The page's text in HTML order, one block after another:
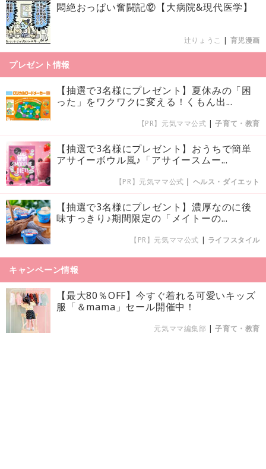
悶絶おっぱい奮闘記⑫【大病院&現代医学】
辻りょうこ | 育児漫画
プレゼント情報
【抽選で3名様にプレゼント】夏休みの「困
った」をワクワクに変える！くもん出...
【PR】元気ママ公式 |子育て・教育
【抽選で3名様にプレゼント】おうちで簡単
アサイーボウル風♪「アサイースムー...
【PR】元気ママ公式 | ヘルス・ダイエット
【抽選で3名様にプレゼント】濃厚なのに後
味すっきり♪期間限定の「メイトーの...
【PR】元気ママ公式 | ライフスタイル
キャンペーン情報
【最大80％OFF】今すぐ着れる可愛いキッズ
服「＆mama」セール開催中！
元気ママ編集部 |子育て・教育